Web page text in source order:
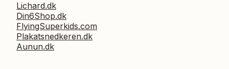
Lichard.dk
Din6Shop.dk
FlyingSuperkids.com
Plakatsnedkeren.dk
Aunun.dk